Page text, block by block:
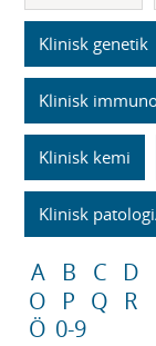
Klinisk genetik
Klinisk
Klinisk kemi
Klinisk
A B C D
O
P Q R
Ö 0-9